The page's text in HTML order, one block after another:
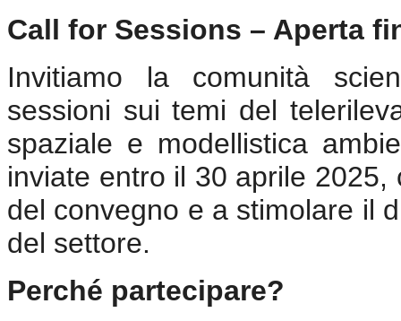
Call for Sessions – Aperta
Invitiamo la comunità
sessioni sui temi del
spaziale e modellistica
inviate entro il 30 aprile
del convegno e a stimolare il
del settore.
Perché partecipare?